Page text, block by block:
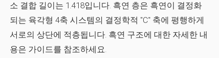
소 결합 길이는 1.418입니다. 흑연 층은 흑연이 결정화
되는 육각형 4축 시스템의 결정학적 "C" 축에 평행하게
서로의 상단에 적층됩니다. 흑연 구조에 대한 자세한 내
용은 가이드를 참조하세요.